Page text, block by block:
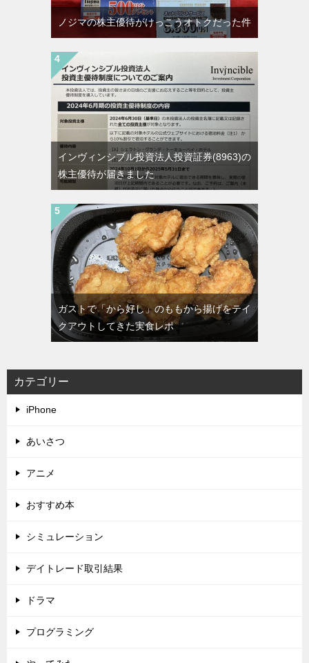
ノジマの株主優待がけっこうオトクだった件
インヴィンシブル投資法人投資証券(8963)の
株主優待が届きました
ガストで「から好し」のももから揚げをテイ
クアウトしてきた実食レポ
カテゴリー
iPhone
あいさつ
アニメ
おすすめ本
シミュレーション
デイトレード取引結果
ドラマ
プログラミング